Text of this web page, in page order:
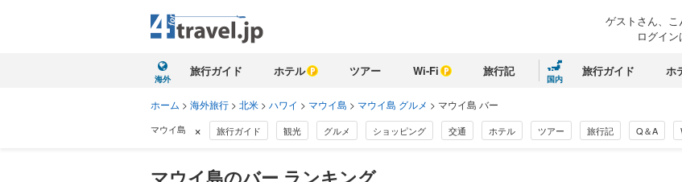
ゲストさん、こ
ログイ
海外
旅行ガイド ホテル ツアー Wi-Fi 旅行記
国内
旅行ガイド ホ
ホーム > 海外旅行 > 北米 > ハワイ > マウイ島 > マウイ島 グルメ > マウイ島 バー
マウイ島 × 旅行ガイド 観光 グルメ ショッピング 交通 ホテル ツアー 旅行記 Q＆A